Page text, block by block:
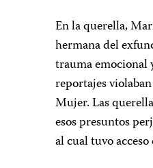
En la querella,
hermana del
trauma emocional
reportajes
Mujer. Las
esos presuntos
al cual tuvo acceso